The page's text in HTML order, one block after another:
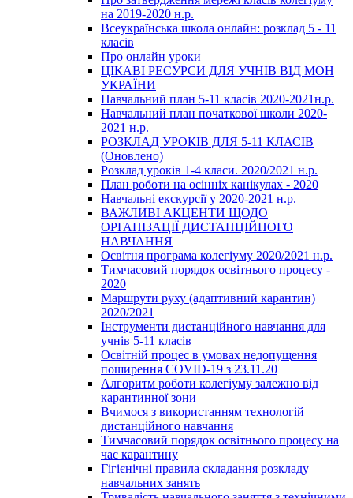
на 2019-2020 н.р.
Всеукраїнська школа онлайн: розклад 5 - 11
класів
Про онлайн уроки
ЦІКАВІ РЕСУРСИ ДЛЯ УЧНІВ ВІД МОН
УКРАЇНИ
Навчальний план 5-11 класів 2020-2021н.р.
Навчальний план початкової школи 2020-
2021 н.р.
РОЗКЛАД УРОКІВ ДЛЯ 5-11 КЛАСІВ
(Оновлено)
Розклад уроків 1-4 класи. 2020/2021 н.р.
План роботи на осінніх канікулах - 2020
Навчальні екскурсії у 2020-2021 н.р.
ВАЖЛИВІ АКЦЕНТИ ЩОДО
ОРГАНІЗАЦІЇ ДИСТАНЦІЙНОГО
НАВЧАННЯ
Освітня програма колегіуму 2020/2021 н.р.
Тимчасовий порядок освітнього процесу -
2020
Маршрути руху (адаптивний карантин)
2020/2021
Інструменти дистанційного навчання для
учнів 5-11 класів
Освітній процес в умовах недопущення
поширення COVID-19 з 23.11.20
Алгоритм роботи колегіуму залежно від
карантинної зони
Вчимося з використанням технологій
дистанційного навчання
Тимчасовий порядок освітнього процесу на
час карантину
Гігієнічні правила складання розкладу
навчальних занять